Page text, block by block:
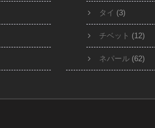
タイ (3)
チベット (12)
ネパール (62)